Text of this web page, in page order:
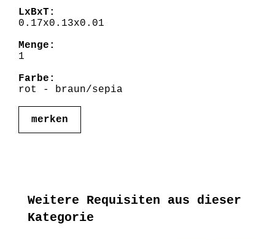
LxBxT:
0.17x0.13x0.01
Menge:
1
Farbe:
rot - braun/sepia
merken
Weitere Requisiten aus dieser
Kategorie